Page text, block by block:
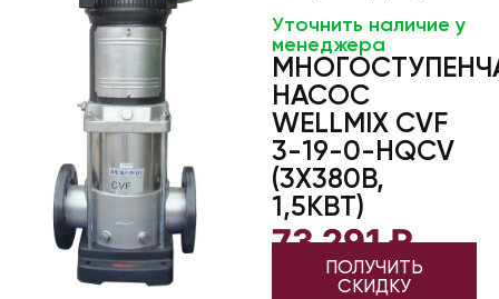
Уточнить наличие у
менеджера
НАСОС
WELLMIX CVF
3-19-0-HQCV
(3Х380В,
1,5КВТ)
73 291₽
ПОЛУЧИТЬ
СКИДКУ